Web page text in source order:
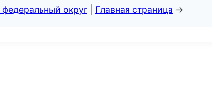
округ Главная страница →